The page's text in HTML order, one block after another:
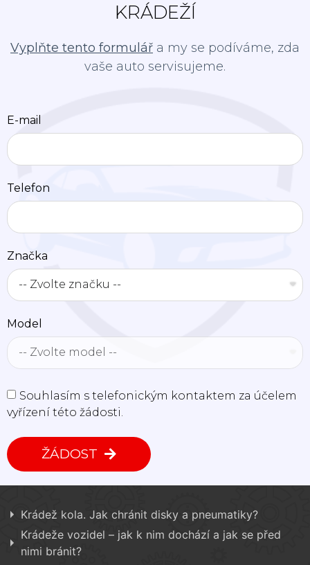
KRÁDEŽÍ
Vyplňte tento formulář a my se podíváme, zda
vaše auto servisujeme.
E-mail
Telefon
Značka
Model
Souhlasím s telefonickým kontaktem za účelem
vyřízení této žádosti.
ŽÁDOST
Krádež kola. Jak chránit disky a pneumatiky?
Krádeže vozidel – jak k nim dochází a jak se před
nimi bránit?